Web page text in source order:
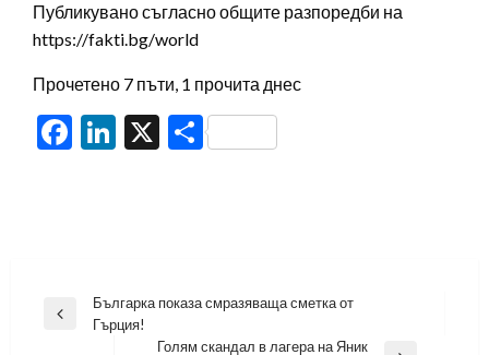
Публикувано съгласно общите разпоредби на
https://fakti.bg/world
Прочетено 7 пъти, 1 прочита днес
Facebook
LinkedIn
X Share
Навигация
Previous
Българка показа смразяваща сметка от
Гърция!
Голям скандал в лагера на Яник